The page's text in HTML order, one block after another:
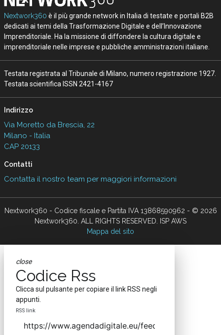
Nextwork360 è il più grande network in Italia di testate e portali B2B
dedicati ai temi della Trasformazione Digitale e dell’Innovazione
Imprenditoriale. Ha la missione di diffondere la cultura digitale e
imprenditoriale nelle imprese e pubbliche amministrazioni italiane.
Testata registrata al Tribunale di Milano, numero registrazione 1927.
Testata scientifica ISSN 2421-4167
Indirizzo
Via Moretto da Brescia, 22
Milano - Italia
CAP 20133
Contatti
Contatta il nostro team per maggiori informazioni
Nextwork360 - Codice fiscale e Partita IVA 13868590962 - © 2026
Nextwork360. ALL RIGHTS RESERVED. ISP AWS
Mappa del sito
close
Codice Rss
Clicca sul pulsante per copiare il link RSS negli
appunti.
RSS link